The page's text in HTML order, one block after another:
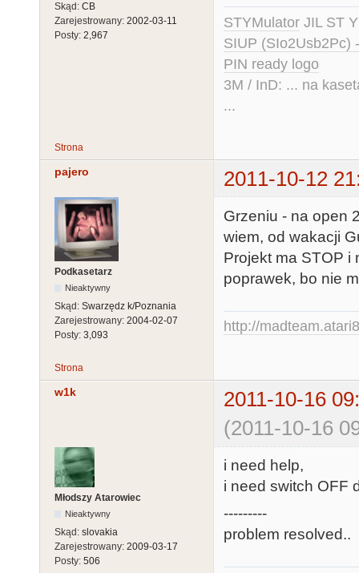
Skąd: CB
Zarejestrowany: 2002-03-11
Posty: 2,967
STYMulator JIL ST
SIUP (SIo2Usb2Pc)
PIN ready logo
3M / InD: ... na
...
Strona
pajero 2011-10-12
Podkasetarz
Nieaktywny
Skąd: Swarzędz k/Poznania
Zarejestrowany: 2004-02-07
Posty: 3,093
Grzeniu - na open
wiem, od wakacji
Projekt ma STOP i
poprawek, bo nie
http://
Strona
w1k
2011-10-16
(2011-10-16
Młodszy Atarowiec
Nieaktywny
Skąd: slovakia
Zarejestrowany: 2009-03-17
Posty: 506
i need help,
i need switch OFF
---------
problem resolved..